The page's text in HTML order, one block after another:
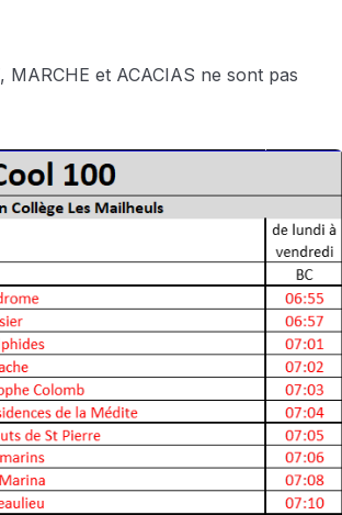
MARCHE et ACACIAS ne sont pas